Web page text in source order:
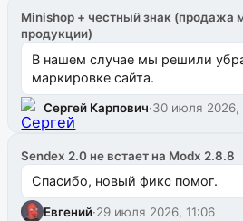
Minishop + честный знак (продажа
продукции)
В нашем случае мы решили
маркировке сайта.
Сергей Карпович·30 июля 2026,
Sendex 2.0 не встает на Modx 2.8.8
Спасибо, новый фикс помог.
Евгений·29 июля 2026, 11:06